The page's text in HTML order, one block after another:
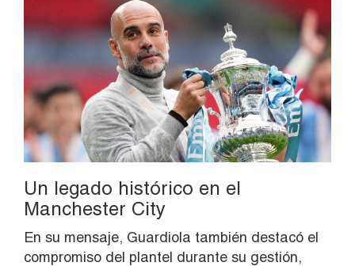
Un legado histórico en el
Manchester City
En su mensaje, Guardiola también destacó el
compromiso del plantel durante su gestión,